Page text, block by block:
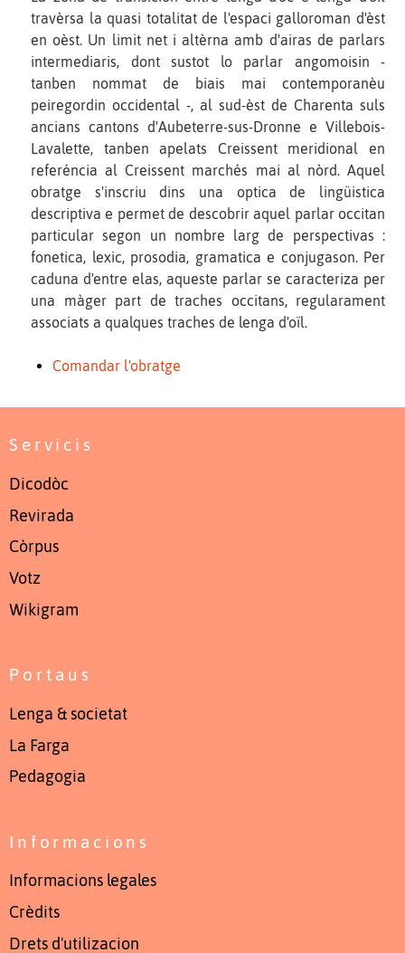
travèrsa la quasi totalitat de l'espaci galloroman d'èst
en oèst. Un limit net i altèrna amb d'airas de parlars
intermediaris, dont sustot lo parlar angomoisin -
tanben nommat de biais mai contemporanèu
peiregordin occidental -, al sud-èst de Charenta suls
ancians cantons d'Aubeterre-sus-Dronne e Villebois-
Lavalette, tanben apelats Creissent meridional en
referéncia al Creissent marchés mai al nòrd. Aquel
obratge s'inscriu dins una optica de lingüistica
descriptiva e permet de descobrir aquel parlar occitan
particular segon un nombre larg de perspectivas :
fonetica, lexic, prosodia, gramatica e conjugason. Per
caduna d'entre elas, aqueste parlar se caracteriza per
una màger part de traches occitans, regularament
associats a qualques traches de lenga d'oïl.
Comandar l'obratge
Servicis
Dicodòc
Revirada
Còrpus
Votz
Wikigram
Portaus
Lenga & societat
La Farga
Pedagogia
Informacions
Informacions legales
Crèdits
Drets d'utilizacion